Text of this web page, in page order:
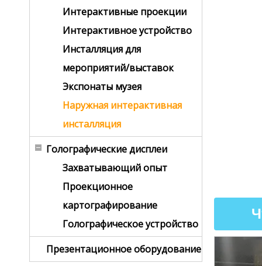
Интерактивные проекции
Интерактивное устройство
Инсталляция для
мероприятий/выставок
Экспонаты музея
Наружная интерактивная
инсталляция
Голографические дисплеи
Захватывающий опыт
Проекционное
картографирование
Голографическое устройство
Презентационное оборудование